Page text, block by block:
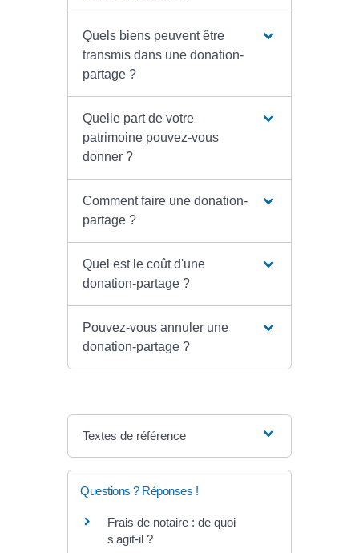
Quels biens peuvent être
transmis dans une donation-
partage ?
Quelle part de votre
patrimoine pouvez-vous
donner ?
Comment faire une donation-
partage ?
Quel est le coût d'une
donation-partage ?
Pouvez-vous annuler une
donation-partage ?
Textes de référence
Questions ? Réponses !
Frais de notaire : de quoi
s'agit-il ?